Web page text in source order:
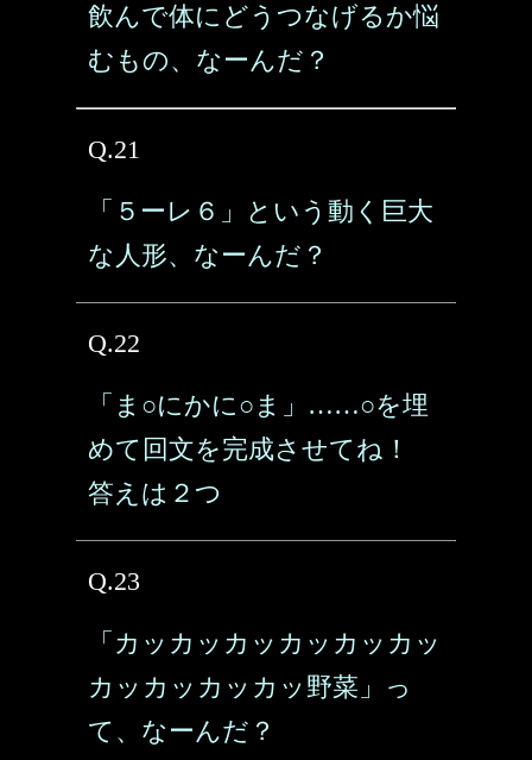
飲んで体にどうつなげるか悩
むもの、なーんだ？
Q.21
「５ーレ６」という動く巨大
な人形、なーんだ？
Q.22
「ま○にかに○ま」……○を埋
めて回文を完成させてね！
答えは２つ
Q.23
「カッカッカッカッカッカッ
カッカッカッカッ野菜」っ
て、なーんだ？